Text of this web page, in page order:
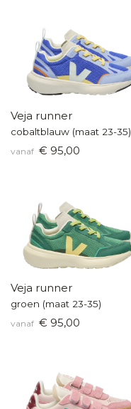
Veja runner
cobaltblauw (maat 23-35)
vanaf € 95,00
Veja runner
groen (maat 23-35)
vanaf € 95,00